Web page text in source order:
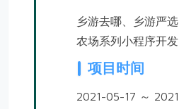
乡游去哪、乡游严
农场系列小程序开发
项目时间
2021-05-17 ～